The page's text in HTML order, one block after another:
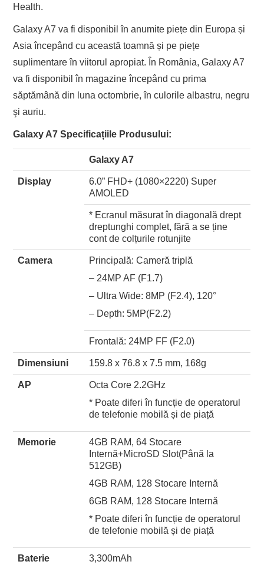
Health.
Galaxy A7 va fi disponibil în anumite piețe din Europa și
Asia începând cu această toamnă și pe piețe
suplimentare în viitorul apropiat. În România, Galaxy A7
va fi disponibil în magazine începând cu prima
săptămână din luna octombrie, în culorile albastru, negru
şi auriu.
Galaxy A7 Specificațiile Produsului:
Galaxy A7
Display
6.0” FHD+ (1080×2220) Super
AMOLED
* Ecranul măsurat în diagonală drept
dreptunghi complet, fără a se ține
cont de colțurile rotunjite
Camera
Principală: Cameră triplă
– 24MP AF (F1.7)
– Ultra Wide: 8MP (F2.4), 120°
– Depth: 5MP(F2.2)
Frontală: 24MP FF (F2.0)
Dimensiuni 159.8 x 76.8 x 7.5 mm, 168g
AP
Octa Core 2.2GHz
* Poate diferi în funcție de operatorul
de telefonie mobilă și de piață
Memorie
4GB RAM, 64 Stocare
Internă+MicroSD Slot(Până la
512GB)
4GB RAM, 128 Stocare Internă
6GB RAM, 128 Stocare Internă
* Poate diferi în funcție de operatorul
de telefonie mobilă și de piață
Baterie 3,300mAh